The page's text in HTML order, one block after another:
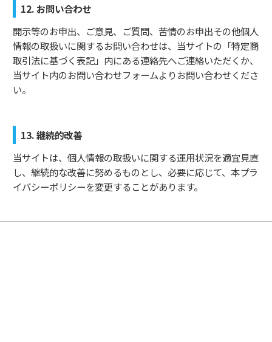
12. お問い合わせ
開示等のお申出、ご意見、ご質問、苦情のお申出その他個人
情報の取扱いに関するお問い合わせは、当サイトの「特定商
取引法に基づく表記」内にある連絡先へご連絡いただくか、
当サイト内のお問い合わせフォームよりお問い合わせくださ
い。
13. 継続的改善
当サイトは、個人情報の取扱いに関する運用状況を適宜見直
し、継続的な改善に努めるものとし、必要に応じて、本プラ
イバシーポリシーを変更することがあります。